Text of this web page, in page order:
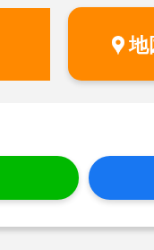
地